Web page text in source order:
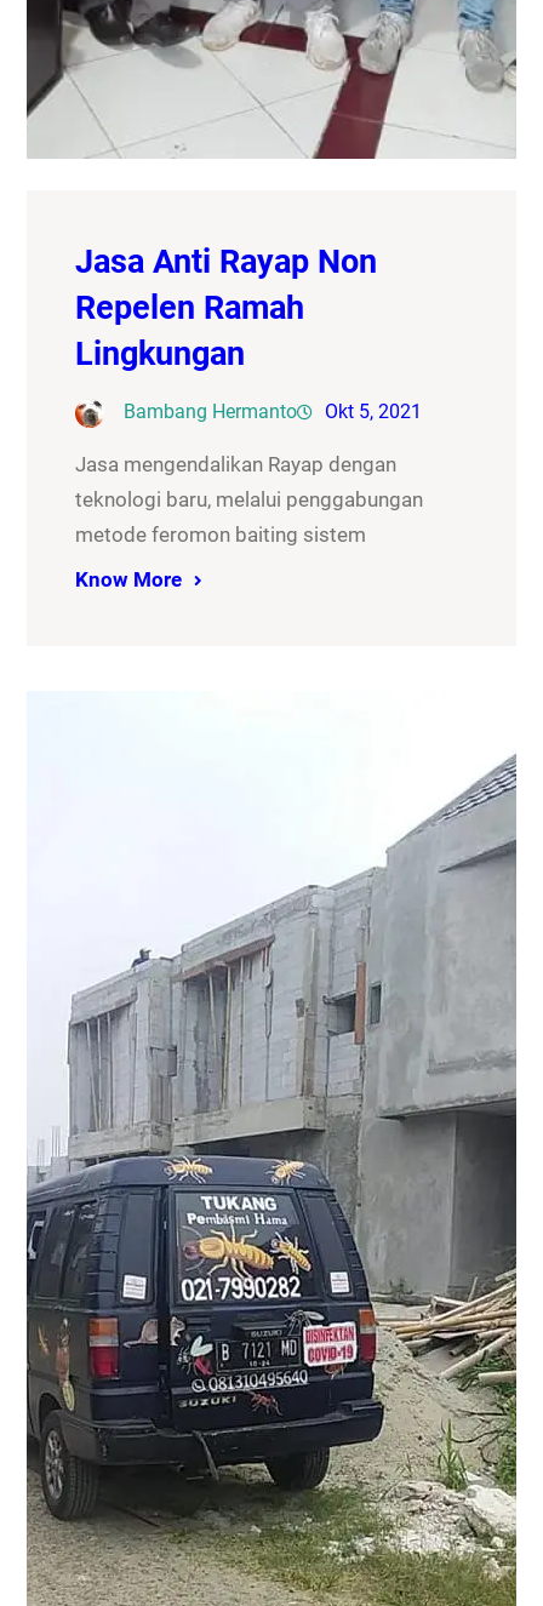
Jasa Anti Rayap Non
Repelen Ramah
Lingkungan
Bambang Hermanto Okt 5, 2021
Jasa mengendalikan Rayap dengan
teknologi baru, melalui penggabungan
metode feromon baiting sistem
Know More